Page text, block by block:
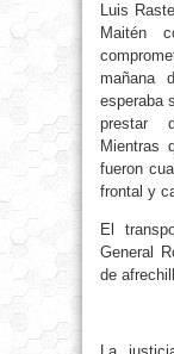
Luis
Maitén
mañana
esperaba
prestar
Mientras
fueron
frontal y
El
General
de